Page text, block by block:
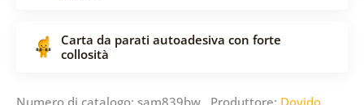
Carta da parati autoadesiva con forte
collosità
Numero di catalogo: sam839bw Produttore: Dovido